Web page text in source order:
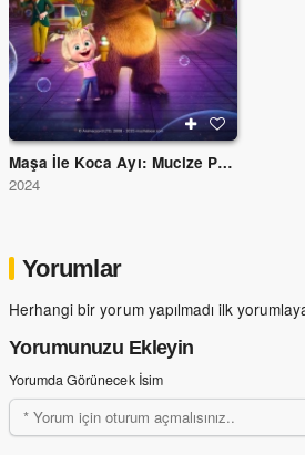
Maşa İle Koca Ayı: Mucize Parkı
2024
Yorumlar
Herhangi bir yorum yapılmadı ilk
Yorumunuzu Ekleyin
Yorumda Görünecek İsim